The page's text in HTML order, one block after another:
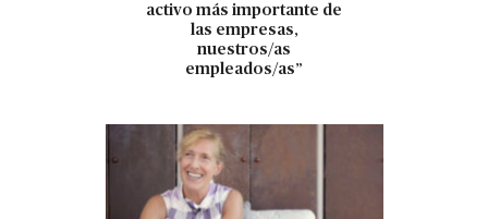
activo más importante de
las empresas,
nuestros/as
empleados/as”